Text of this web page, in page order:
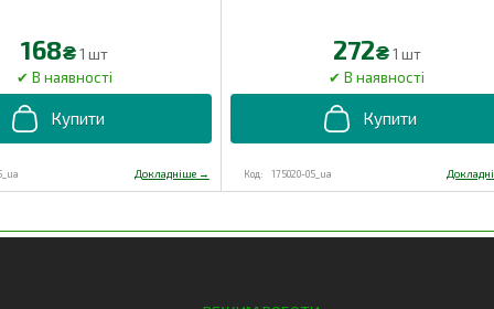
168₴1 шт
175020-05_ua
272₴1 шт